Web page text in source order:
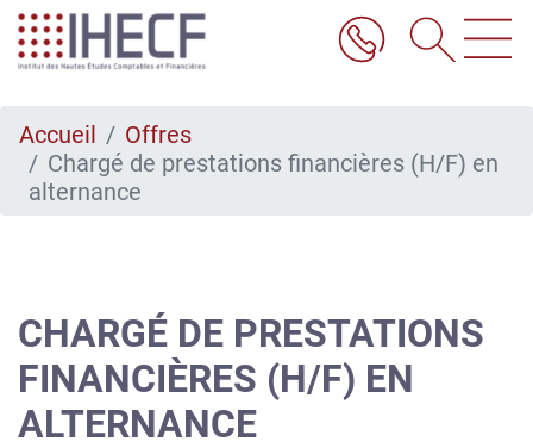
Aller
au
contenu
Accueil
Offres
Chargé de prestations financières (H/F) en
alternance
CHARGÉ DE PRESTATIONS
FINANCIÈRES (H/F) EN
ALTERNANCE